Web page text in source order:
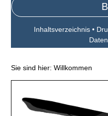
Inhaltsverzeichnis •
Sie sind hier:Willkommen